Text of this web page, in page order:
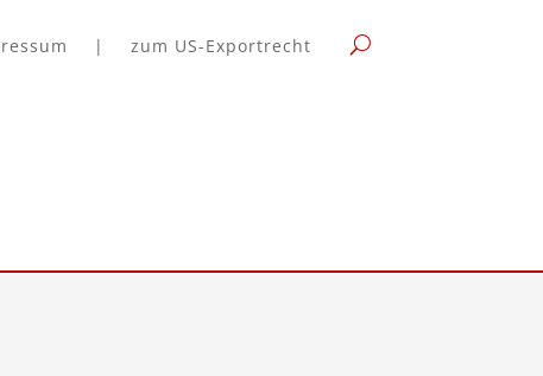
| zum US-Exportrecht